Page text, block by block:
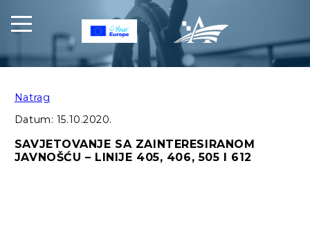
Natrag
Datum: 15.10.2020.
SAVJETOVANJE SA ZAINTERESIRANOM
JAVNOŠĆU – LINIJE 405, 406, 505 I 612